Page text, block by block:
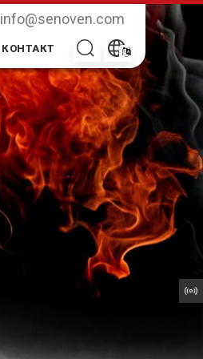
info@senoven.com
КОНТАКТ